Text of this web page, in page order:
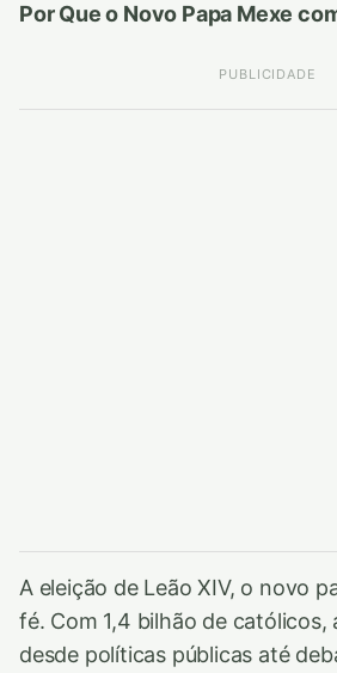
Por Que o Novo Papa Mexe
PUBLICIDADE
A eleição de Leão XIV, o novo
fé. Com 1,4 bilhão de católicos,
desde políticas públicas até